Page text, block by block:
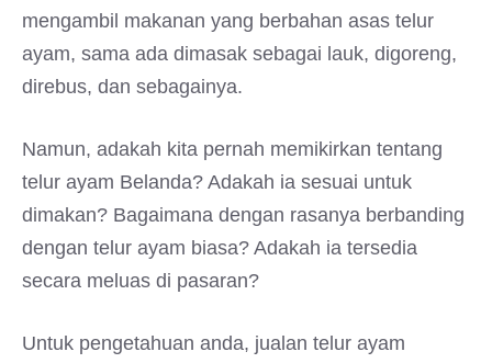
mengambil makanan yang berbahan asas telur
ayam, sama ada dimasak sebagai lauk, digoreng,
direbus, dan sebagainya.
Namun, adakah kita pernah memikirkan tentang
telur ayam Belanda? Adakah ia sesuai untuk
dimakan? Bagaimana dengan rasanya berbanding
dengan telur ayam biasa? Adakah ia tersedia
secara meluas di pasaran?
Untuk pengetahuan anda, jualan telur ayam